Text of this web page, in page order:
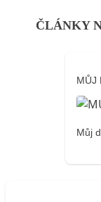
ČLÁNKY
MŮJ
Můj